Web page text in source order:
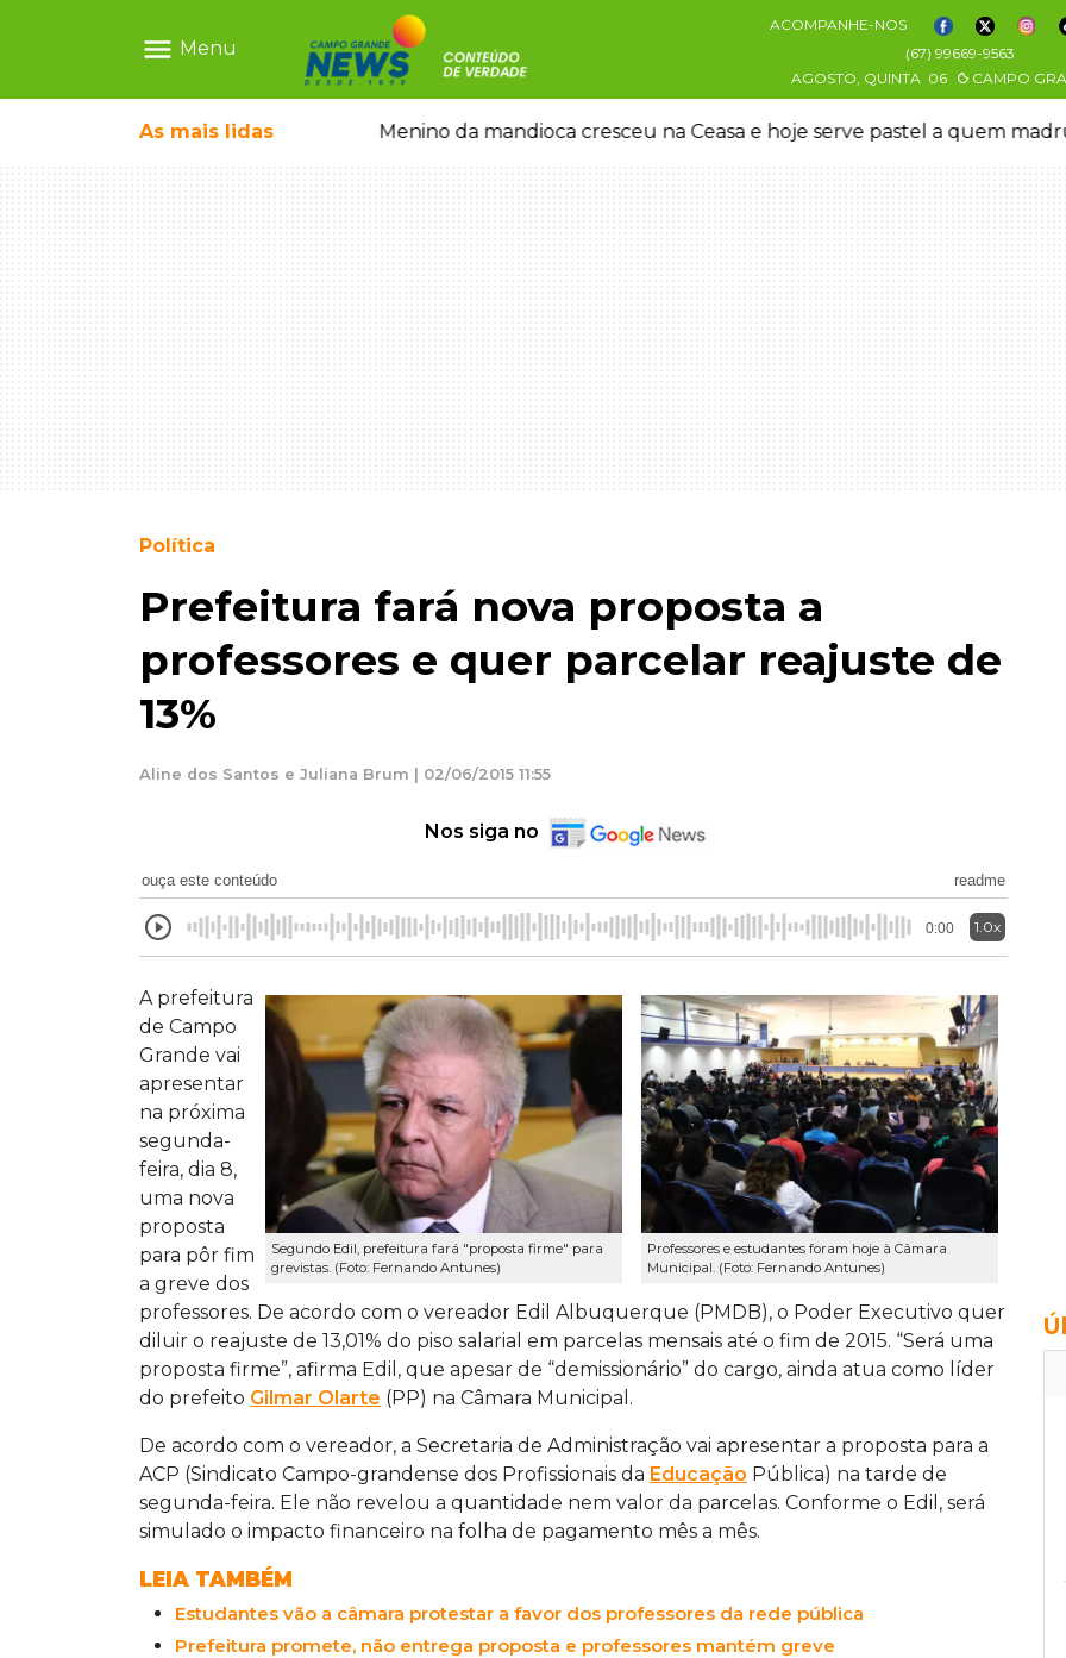
menu Menu
ACOMPANHE-NOS
(67) 99669-9563
AGOSTO, QUINTA 06 CAMPO
As mais lidas
crianças brasileiras Menino da mandioca cresceu na Ceasa e hoje serve pastel a quem
Política
Prefeitura fará nova proposta a
professores e quer parcelar reajuste de
13%
Aline dos Santos e Juliana Brum | 02/06/2015 11:55
Nos siga no
ouça este conteúdo readme
0:00 1.0x
Professores e estudantes foram hoje à Câmara
Municipal. (Foto: Fernando Antunes)
Segundo Edil, prefeitura fará "proposta firme" para
grevistas. (Foto: Fernando Antunes)
A prefeitura
de Campo
Grande vai
apresentar
na próxima
segunda-
feira, dia 8,
uma nova
proposta
para pôr fim
a greve dos
professores. De acordo com o vereador Edil Albuquerque (PMDB), o Poder Executivo quer
diluir o reajuste de 13,01% do piso salarial em parcelas mensais até o fim de 2015. “Será uma
proposta firme”, afirma Edil, que apesar de “demissionário” do cargo, ainda atua como líder
do prefeito Gilmar Olarte (PP) na Câmara Municipal.
De acordo com o vereador, a Secretaria de Administração vai apresentar a proposta para a
ACP (Sindicato Campo-grandense dos Profissionais da Educação Pública) na tarde de
segunda-feira. Ele não revelou a quantidade nem valor da parcelas. Conforme o Edil, será
simulado o impacto financeiro na folha de pagamento mês a mês.
LEIA TAMBÉM
Estudantes vão a câmara protestar a favor dos professores da rede pública
Prefeitura promete, não entrega proposta e professores mantém greve